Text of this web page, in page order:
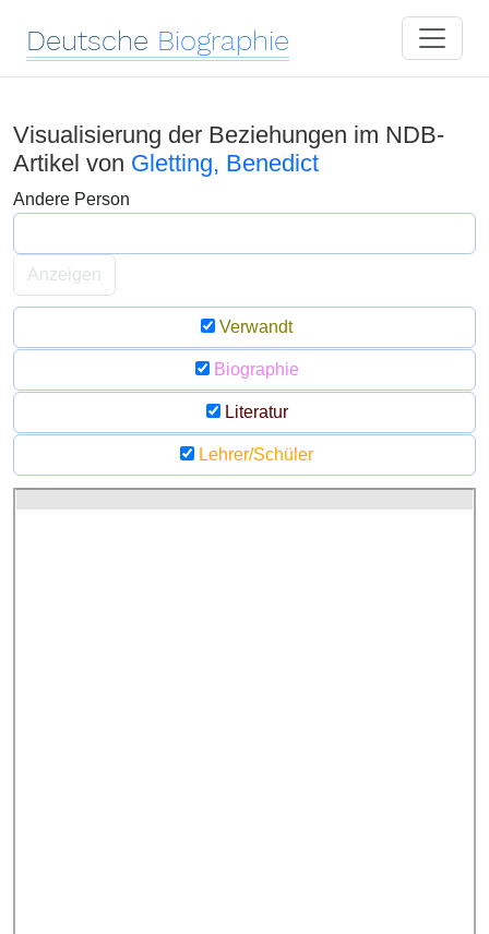
Deutsche Biographie
Visualisierung der Beziehungen im NDB-
Artikel von Gletting, Benedict
Andere Person
Anzeigen
Verwandt
Biographie
Literatur
Lehrer/Schüler